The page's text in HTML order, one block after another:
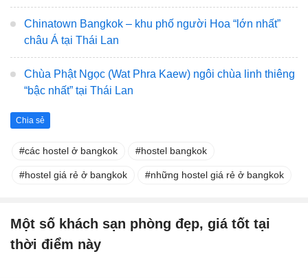
Chinatown Bangkok – khu phố người Hoa “lớn nhất”
châu Á tại Thái Lan
Chùa Phật Ngọc (Wat Phra Kaew) ngôi chùa linh thiêng
“bậc nhất” tại Thái Lan
Chia sẻ
các hostel ở bangkok hostel bangkok
hostel giá rẻ ở bangkok những hostel giá rẻ ở bangkok
Một số khách sạn phòng đẹp, giá tốt tại
thời điểm này